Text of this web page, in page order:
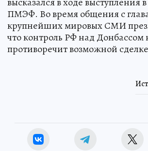
ПМЭФ. Во время общения с
крупнейших мировых СМИ
что контроль РФ над Донбассом
противоречит возможной